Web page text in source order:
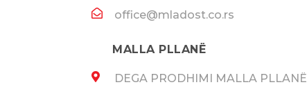
office@mladost.co.rs
MALLA PLLANË
DEGA PRODHIMI MALLA PLLANË